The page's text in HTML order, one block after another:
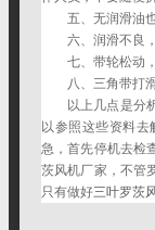
登录
五、无润滑油
六、润滑不良
七、带轮松动
八、三角带打
以上几点是分
以参照这些资料
急，首先停机去检
茨风机厂家，不管
只有做好三叶罗茨